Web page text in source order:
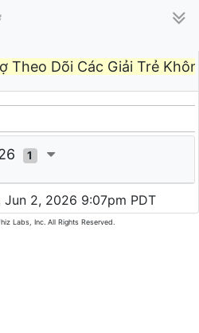
Theo Dõi Các Giải Trẻ
1
Jun 2, 2026 9:07pm PDT
Labs, Inc. All Rights Reserved.